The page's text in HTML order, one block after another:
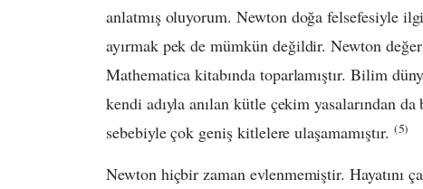
anlatmış oluyorum. Newton doğa felsefesiyle
ayırmak pek de mümkün değildir. Newton
Mathematica kitabında toparlamıştır. Bilim
kendi adıyla anılan kütle çekim yasalarından
sebebiyle çok geniş kitlelere ulaşamamıştır. (5)
Newton hiçbir zaman evlenmemiştir. Hayatını